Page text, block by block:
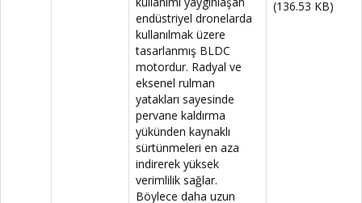
endüstriyel dronelarda
kullanılmak üzere
tasarlanmış BLDC
motordur. Radyal ve
eksenel rulman
yatakları sayesinde
pervane kaldırma
yükünden kaynaklı
sürtünmeleri en aza
indirerek yüksek
verimlilik sağlar.
Böylece daha uzun
(136.53 KB)